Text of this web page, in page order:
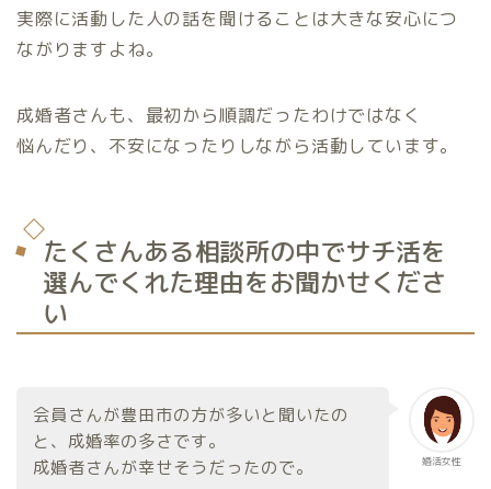
実際に活動した人の話を聞けることは大きな安心につ
ながりますよね。
成婚者さんも、最初から順調だったわけではなく
悩んだり、不安になったりしながら活動しています。
たくさんある相談所の中でサチ活を
選んでくれた理由をお聞かせくださ
い
婚活女性
会員さんが豊田市の方が多いと聞いたの
と、成婚率の多さです。
成婚者さんが幸せそうだったので。